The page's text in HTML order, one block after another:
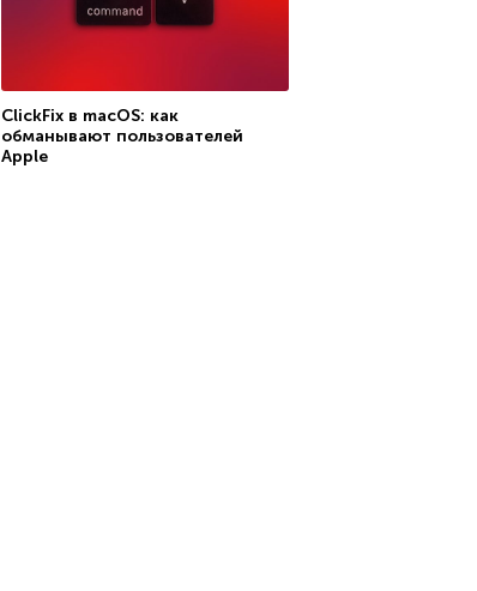
ClickFix в macOS: как
обманывают пользователей
Apple